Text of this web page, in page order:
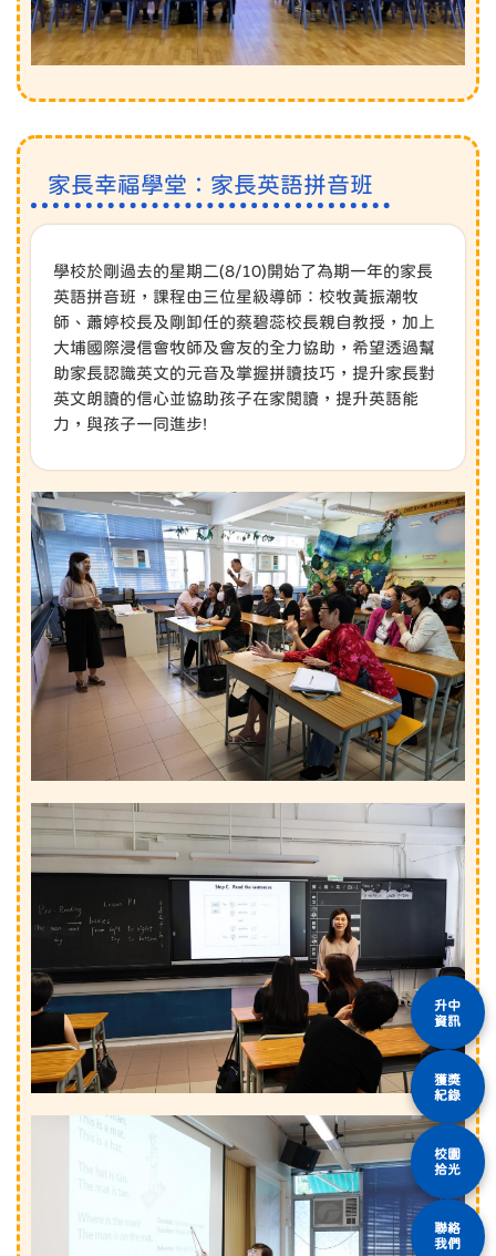
家長幸福學堂：家長英語拼音班
學校於剛過去的星期二(8/10)開始了為期一年的家長
英語拼音班，課程由三位星級導師：校牧黃振潮牧
師、蕭婷校長及剛卸任的蔡碧蕊校長親自教授，加上
大埔國際浸信會牧師及會友的全力協助，希望透過幫
助家長認識英文的元音及掌握拼讀技巧，提升家長對
英文朗讀的信心並協助孩子在家閱讀，提升英語能
力，與孩子一同進步!
升中
資訊
獲獎
紀錄
校園
拾光
聯絡
我們